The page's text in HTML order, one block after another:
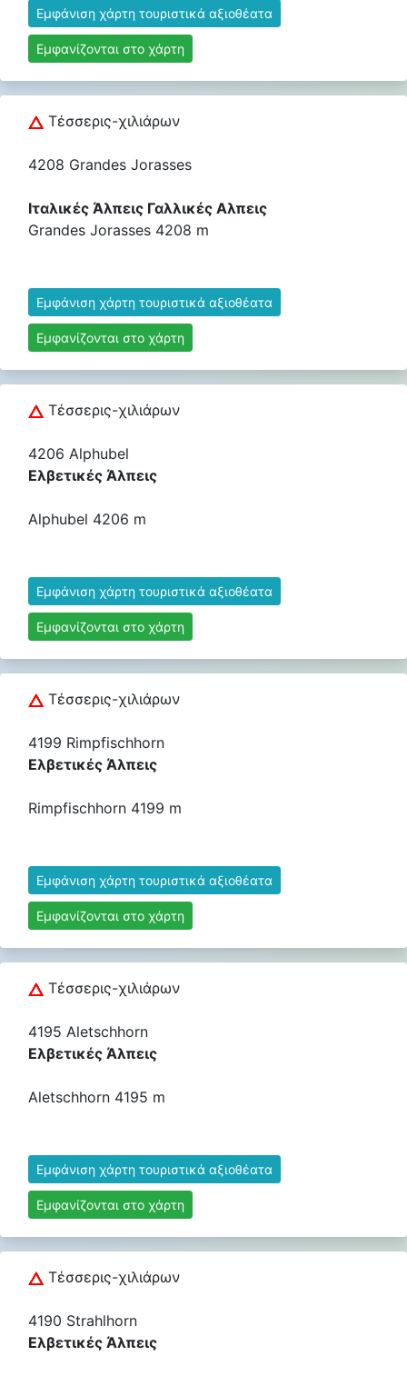
Εμφάνιση χάρτη τουριστικά αξιοθέατα
Εμφανίζονται στο χάρτη
Τέσσερις-χιλιάρων
4208 Grandes Jorasses
Ιταλικές Άλπεις Γαλλικές Αλπεις
Grandes Jorasses 4208 m
Εμφάνιση χάρτη τουριστικά αξιοθέατα
Εμφανίζονται στο χάρτη
Τέσσερις-χιλιάρων
4206 Alphubel
Ελβετικές Άλπεις
Alphubel 4206 m
Εμφάνιση χάρτη τουριστικά αξιοθέατα
Εμφανίζονται στο χάρτη
Τέσσερις-χιλιάρων
4199 Rimpfischhorn
Ελβετικές Άλπεις
Rimpfischhorn 4199 m
Εμφάνιση χάρτη τουριστικά αξιοθέατα
Εμφανίζονται στο χάρτη
Τέσσερις-χιλιάρων
4195 Aletschhorn
Ελβετικές Άλπεις
Aletschhorn 4195 m
Εμφάνιση χάρτη τουριστικά αξιοθέατα
Εμφανίζονται στο χάρτη
Τέσσερις-χιλιάρων
4190 Strahlhorn
Ελβετικές Άλπεις